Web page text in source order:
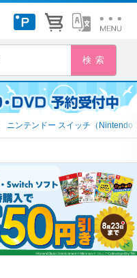
ニンテンドー スイッチ（Nintendo